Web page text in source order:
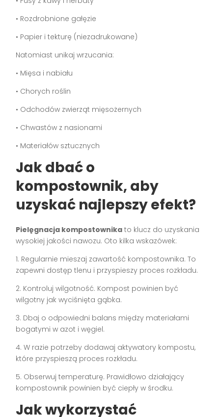
• Rozdrobnione gałęzie
• Papier i tekturę (niezadrukowane)
Natomiast unikaj wrzucania:
• Mięsa i nabiału
• Chorych roślin
• Odchodów zwierząt mięsożernych
• Chwastów z nasionami
• Materiałów sztucznych
Jak dbać o
kompostownik, aby
uzyskać najlepszy efekt?
Pielęgnacja kompostownika to klucz do uzyskania
wysokiej jakości nawozu. Oto kilka wskazówek:
1. Regularnie mieszaj zawartość kompostownika. To
zapewni dostęp tlenu i przyspieszy proces rozkładu.
2. Kontroluj wilgotność. Kompost powinien być
wilgotny jak wyciśnięta gąbka.
3. Dbaj o odpowiedni balans między materiałami
bogatymi w azot i węgiel.
4. W razie potrzeby dodawaj aktywatory kompostu,
które przyspieszą proces rozkładu.
5. Obserwuj temperaturę. Prawidłowo działający
kompostownik powinien być ciepły w środku.
Jak wykorzystać